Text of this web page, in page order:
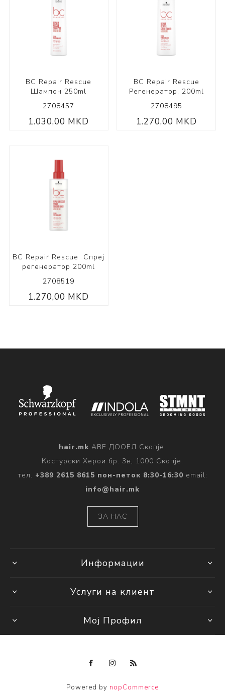
BC Repair Rescue
Шампон 250ml
2708457
1.030,00 MKD
BC Repair Rescue
Регенератор, 200ml
2708495
1.270,00 MKD
BC Repair Rescue Спреј
регенератор 200ml
2708519
1.270,00 MKD
hair.mk АВЕ ДООЕЛ Скопје,
Костурски Херои бр. 3в, 1000 Скопје.
тел. +389 2615 8615 пон-петок 8:30-16:30 email:
info@hair.mk
ЗА НАС
Информации
Услуги на клиент
Мој Профил
Powered by nopCommerce